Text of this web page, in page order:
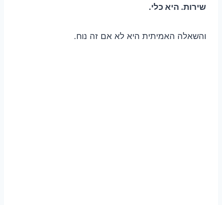
שירות. היא כלי.
והשאלה האמיתית היא לא אם זה נוח.